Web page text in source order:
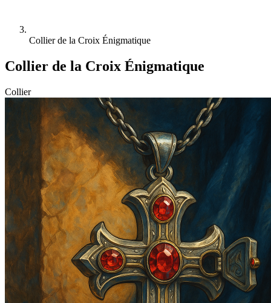
Collier de la Croix Énigmatique
Collier de la Croix Énigmatique
Collier